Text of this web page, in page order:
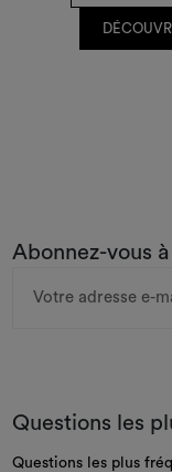
Abonnez-vous
Questions les
Questions les plus